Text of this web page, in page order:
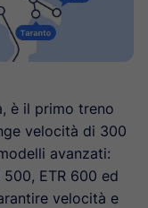
è il primo treno
velocità di 300
avanzati:
500, ETR 600 ed
velocità e